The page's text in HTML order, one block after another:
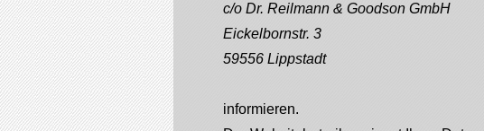
c/o Dr. Reilmann & Goodson GmbH
Eickelbornstr. 3
59556 Lippstadt
informieren.